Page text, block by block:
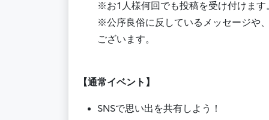
※お1人様何回でも投稿を受け付けます
※公序良俗に反しているメッセージや
ございます。
【通常イベント】
SNSで思い出を共有しよう！